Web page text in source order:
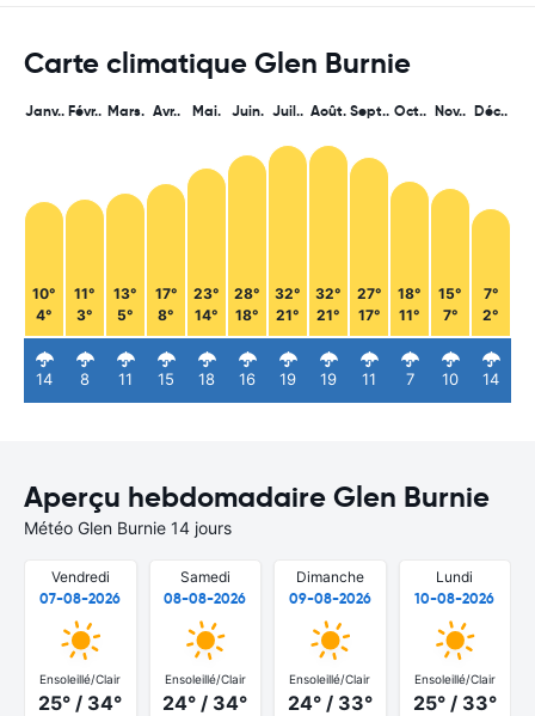
Carte climatique Glen Burnie
Janv..
10°
4°
14
Févr..
11°
3°
8
Mars.
13°
5°
11
Avr..
17°
8°
15
Mai.
23°
14°
18
Juin.
28°
18°
16
Juil..
32°
21°
19
Août.
32°
21°
19
Sept..
27°
17°
11
Oct..
18°
11°
7
Nov..
15°
7°
10
Déc..
7°
2°
14
Aperçu hebdomadaire Glen Burnie
Météo Glen Burnie 14 jours
Vendredi
07-08-2026
Ensoleillé/Clair
25° / 34°
Samedi
08-08-2026
Ensoleillé/Clair
24° / 34°
Dimanche
09-08-2026
Ensoleillé/Clair
24° / 33°
Lundi
10-08-2026
Ensoleillé/Clair
25° / 33°